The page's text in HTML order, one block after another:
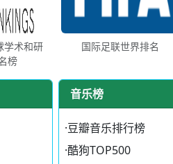
学术和研
榜
国际足联世界排名
音乐榜
·豆瓣音乐排行榜
·酷狗TOP500